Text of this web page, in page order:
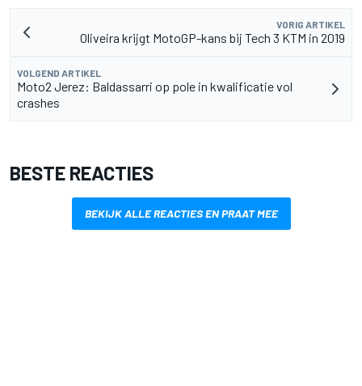
VORIG ARTIKEL
Oliveira krijgt MotoGP-kans bij Tech 3 KTM in 2019
VOLGEND ARTIKEL
Moto2 Jerez: Baldassarri op pole in kwalificatie vol
crashes
BESTE REACTIES
BEKIJK ALLE REACTIES EN PRAAT MEE